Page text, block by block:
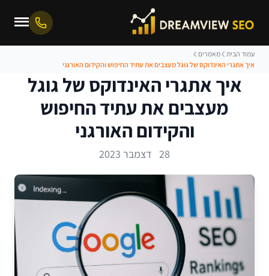
עמוד הבית
מאמרים
איך אתגרי האינדוקס של גוגל מעצבים את עתיד החיפוש והקידום האורגני
איך אתגרי האינדוקס של גוגל
מעצבים את עתיד החיפוש
והקידום האורגני
28 דצמבר 2023